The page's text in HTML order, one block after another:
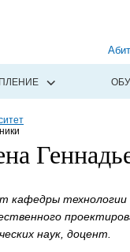
кафедры технологии
наук, доцент.